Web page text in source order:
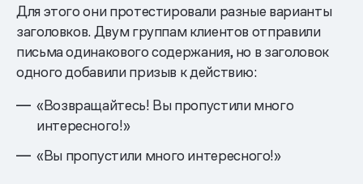
Для этого они протестировали разные варианты
заголовков. Двум группам клиентов отправили
письма одинакового содержания, но в заголовок
одного добавили призыв к действию:
«Возвращайтесь! Вы пропустили много
интересного!»
«Вы пропустили много интересного!»